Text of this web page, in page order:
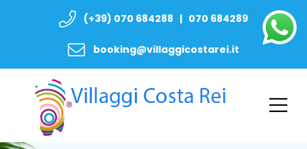
(+39) 070 684288 | 070 684289
booking@villaggicostarei.it